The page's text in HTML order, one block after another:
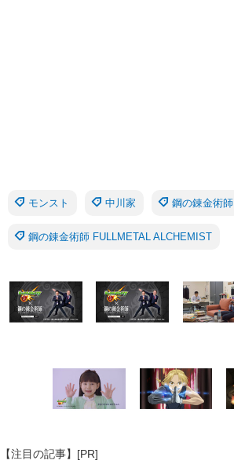
モンスト 中川家 鋼の錬金術師
鋼の錬金術師 FULLMETAL ALCHEMIST
【注目の記事】[PR]